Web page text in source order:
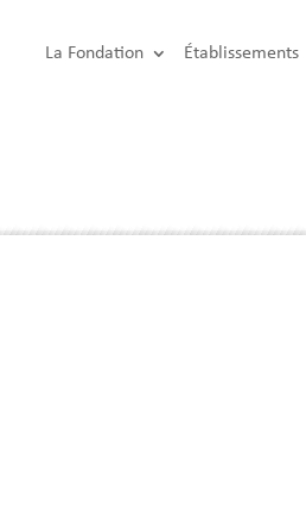
La Fondation Établissements